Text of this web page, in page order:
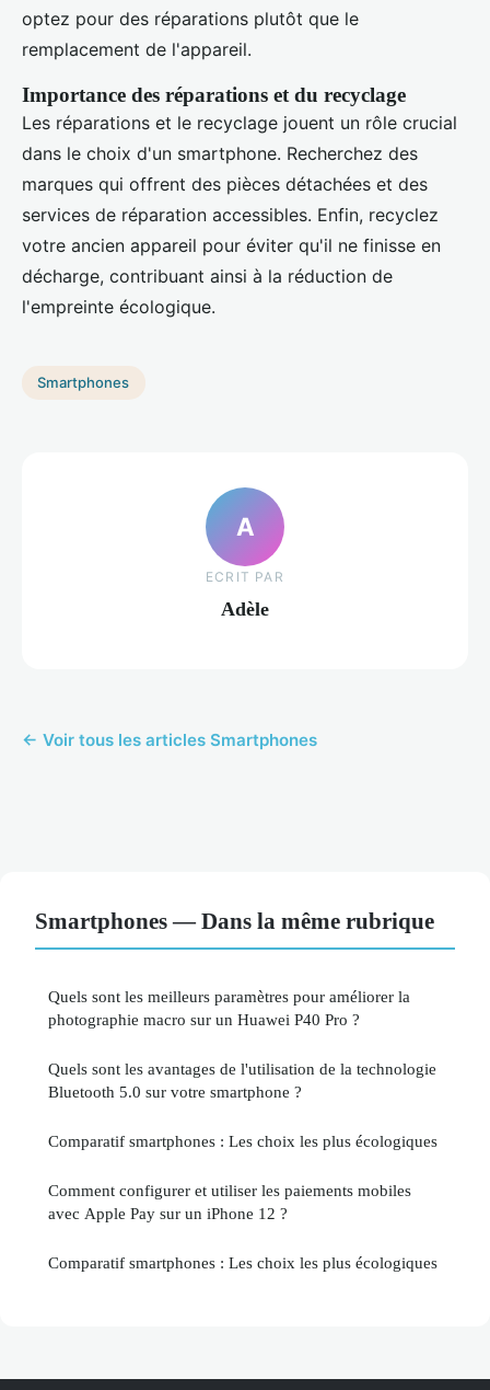
optez pour des réparations plutôt que le
remplacement de l'appareil.
Importance des réparations et du recyclage
Les réparations et le recyclage jouent un rôle crucial
dans le choix d'un smartphone. Recherchez des
marques qui offrent des pièces détachées et des
services de réparation accessibles. Enfin, recyclez
votre ancien appareil pour éviter qu'il ne finisse en
décharge, contribuant ainsi à la réduction de
l'empreinte écologique.
Smartphones
A
ECRIT PAR
Adèle
← Voir tous les articles Smartphones
Smartphones — Dans la même rubrique
Quels sont les meilleurs paramètres pour améliorer la
photographie macro sur un Huawei P40 Pro ?
Quels sont les avantages de l'utilisation de la technologie
Bluetooth 5.0 sur votre smartphone ?
Comparatif smartphones : Les choix les plus écologiques
Comment configurer et utiliser les paiements mobiles
avec Apple Pay sur un iPhone 12 ?
Comparatif smartphones : Les choix les plus écologiques